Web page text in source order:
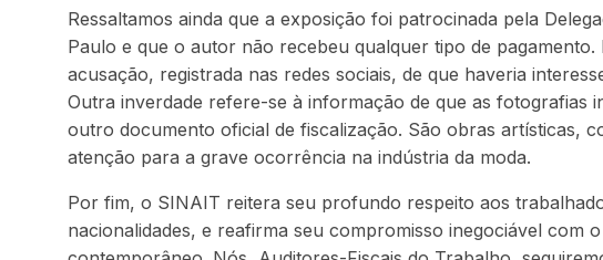
Ressaltamos ainda que a exposição foi patrocinada pela
Paulo e que o autor não recebeu qualquer tipo de
acusação, registrada nas redes sociais, de que haveria
Outra inverdade refere-se à informação de que as fotografias
outro documento oficial de fiscalização. São obras artísticas,
atenção para a grave ocorrência na indústria da moda.
Por fim, o SINAIT reitera seu profundo respeito aos
nacionalidades, e reafirma seu compromisso inegociável com